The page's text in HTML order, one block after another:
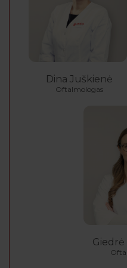
Dina Juškienė
Oftalmologas